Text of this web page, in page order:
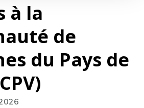
à la
de
du Pays de